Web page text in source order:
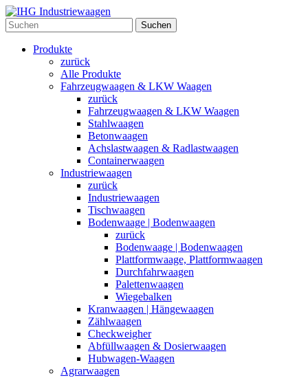
Suchen
Produkte
zurück
Alle Produkte
Fahrzeugwaagen & LKW Waagen
zurück
Fahrzeugwaagen & LKW Waagen
Stahlwaagen
Betonwaagen
Achslastwaagen & Radlastwaagen
Containerwaagen
Industriewaagen
zurück
Industriewaagen
Tischwaagen
Bodenwaage | Bodenwaagen
zurück
Bodenwaage | Bodenwaagen
Plattformwaage, Plattformwaagen
Durchfahrwaagen
Palettenwaagen
Wiegebalken
Kranwaagen | Hängewaagen
Zählwaagen
Checkweigher
Abfüllwaagen & Dosierwaagen
Hubwagen-Waagen
Agrarwaagen